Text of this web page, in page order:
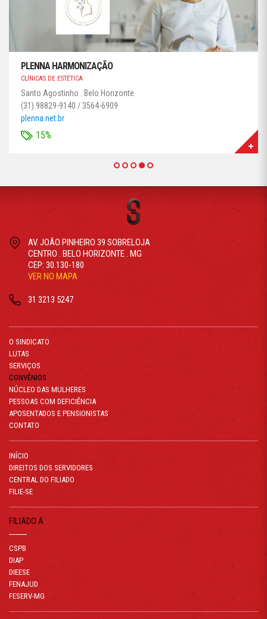
PLENNA HARMONIZAÇÃO
CLÍNICAS DE ESTÉTICA
Santo Agostinho . Belo Horizonte
(31) 98829-9140 / 3564-6909
plenna.net.br
15%
AV. JOÃO PINHEIRO 39 SOBRELOJA
CENTRO . BELO HORIZONTE . MG
CEP: 30.130-180
VER NO MAPA
31 3213 5247
O SINDICATO
LUTAS
SERVIÇOS
CONVÊNIOS
NÚCLEO DAS MULHERES
PESSOAS COM DEFICIÊNCIA
APOSENTADOS E PENSIONISTAS
CONTATO
INÍCIO
DIREITOS DOS SERVIDORES
CENTRAL DO FILIADO
FILIE-SE
FILIADO A
CSPB
DIAP
DIEESE
FENAJUD
FESERV-MG